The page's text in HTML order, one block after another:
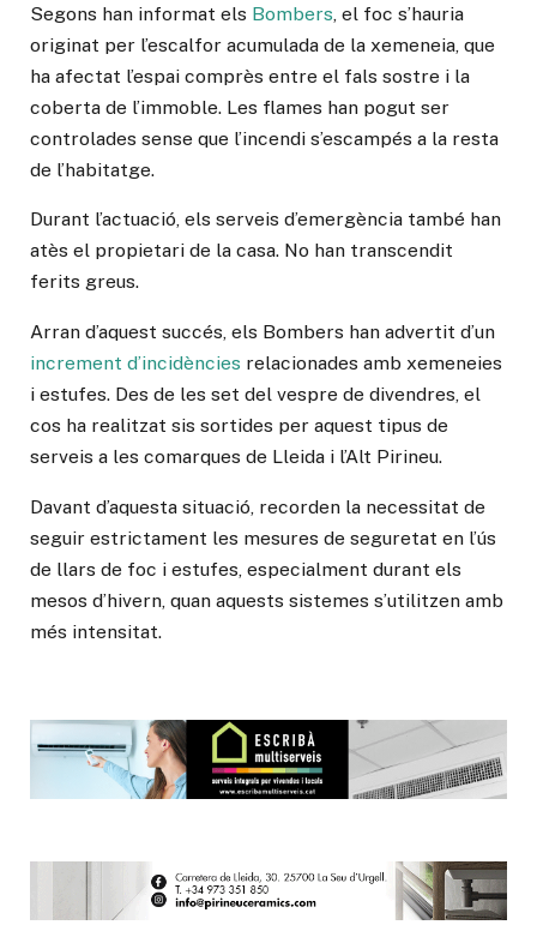
Segons han informat els Bombers , el foc s’hauria
originat per l’escalfor acumulada de la xemeneia, que
ha afectat l’espai comprès entre el fals sostre i la
coberta de l’immoble. Les flames han pogut ser
controlades sense que l’incendi s’escampés a la resta
de l’habitatge.
Durant l’actuació, els serveis d’emergència també han
atès el propietari de la casa. No han transcendit
ferits greus.
Arran d’aquest succés, els Bombers han advertit d’un
increment d’incidències relacionades amb xemeneies
i estufes. Des de les set del vespre de divendres, el
cos ha realitzat sis sortides per aquest tipus de
serveis a les comarques de Lleida i l’Alt Pirineu.
Davant d’aquesta situació, recorden la necessitat de
seguir estrictament les mesures de seguretat en l’ús
de llars de foc i estufes, especialment durant els
mesos d’hivern, quan aquests sistemes s’utilitzen amb
més intensitat.